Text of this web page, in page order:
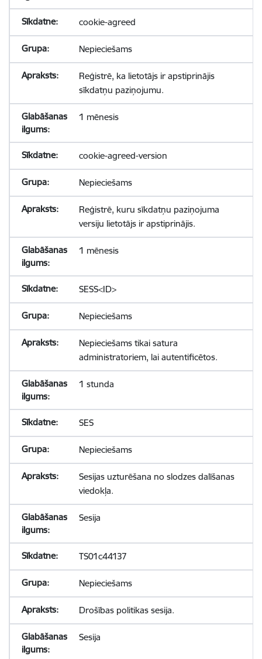
cookie-agreed
Nepieciešams
Reģistrē, ka lietotājs ir apstiprinājis
sīkdatņu paziņojumu.
1 mēnesis
cookie-agreed-version
Nepieciešams
Reģistrē, kuru sīkdatņu paziņojuma
versiju lietotājs ir apstiprinājis.
1 mēnesis
SESS<ID>
Nepieciešams
Nepieciešams tikai satura
administratoriem, lai autentificētos.
1 stunda
SES
Nepieciešams
Sesijas uzturēšana no slodzes dalīšanas
viedokļa.
Sesija
TS01c44137
Nepieciešams
Drošības politikas sesija.
Sesija